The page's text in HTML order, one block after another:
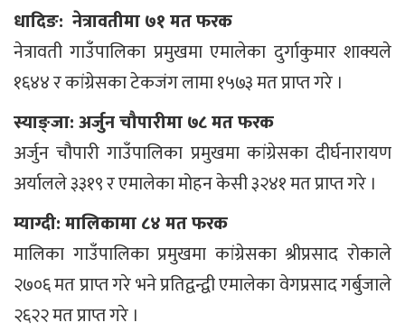
धादिङ: नेत्रावतीमा ७१ मत फरक
नेत्रावती गाउँपालिका प्रमुखमा एमालेका दुर्गाकुमार शाक्यले
१६४४ र कांग्रेसका टेकजंग लामा १५७३ मत प्राप्त गरे ।
स्याङ्जा: अर्जुन चौपारीमा ७८ मत फरक
अर्जुन चौपारी गाउँपालिका प्रमुखमा कांग्रेसका दीर्घनारायण
अर्यालले ३३१९ र एमालेका मोहन केसी ३२४१ मत प्राप्त गरे ।
म्याग्दी: मालिकामा ८४ मत फरक
मालिका गाउँपालिका प्रमुखमा कांग्रेसका श्रीप्रसाद रोकाले
२७०६ मत प्राप्त गरे भने प्रतिद्वन्द्वी एमालेका वेगप्रसाद गर्बुजाले
२६२२ मत प्राप्त गरे ।